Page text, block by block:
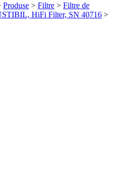
Produse > Filtre > Filtre de
HiFi Filter, SN 40716 >